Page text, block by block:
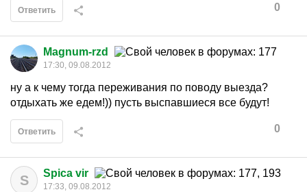
0
Ответить
Magnum-rzd
17:30, 09.08.2012
ну а к чему тогда переживания по поводу выезда?
отдыхать же едем!)) пусть выспавшиеся все будут!
0
Ответить
S Spica vir
17:33, 09.08.2012